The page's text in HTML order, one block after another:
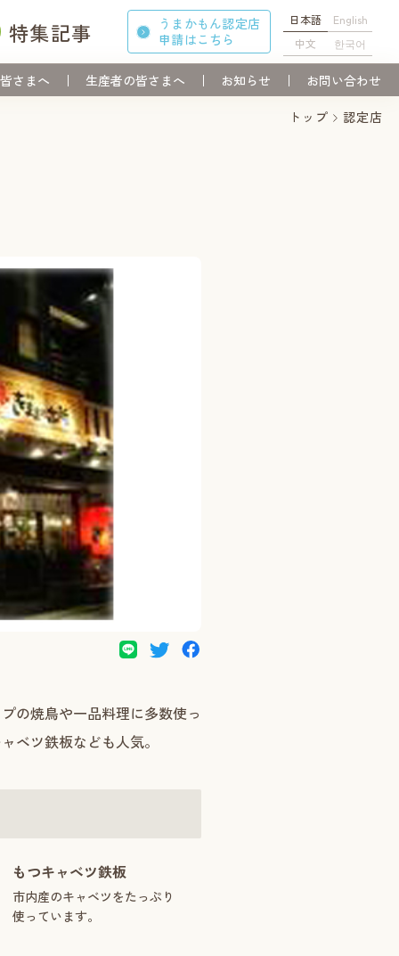
特集記事
うまかもん認定店
申請はこちら
日本語
English
中文
한국어
さまへ 生産者の皆さまへ お知らせ お問い合わせ
トップ 認定店
の焼鳥や一品料理に多数使っ
ベツ鉄板なども人気。
もつキャベツ鉄板
市内産のキャベツをたっぷり
使っています。